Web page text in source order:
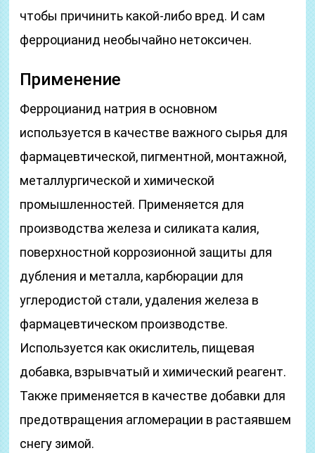
чтобы причинить какой-либо вред. И сам
ферроцианид необычайно нетоксичен.
Применение
Ферроцианид натрия в основном
используется в качестве важного сырья для
фармацевтической, пигментной, монтажной,
металлургической и химической
промышленностей. Применяется для
производства железа и силиката калия,
поверхностной коррозионной защиты для
дубления и металла, карбюрации для
углеродистой стали, удаления железа в
фармацевтическом производстве.
Используется как окислитель, пищевая
добавка, взрывчатый и химический реагент.
Также применяется в качестве добавки для
предотвращения агломерации в растаявшем
снегу зимой.